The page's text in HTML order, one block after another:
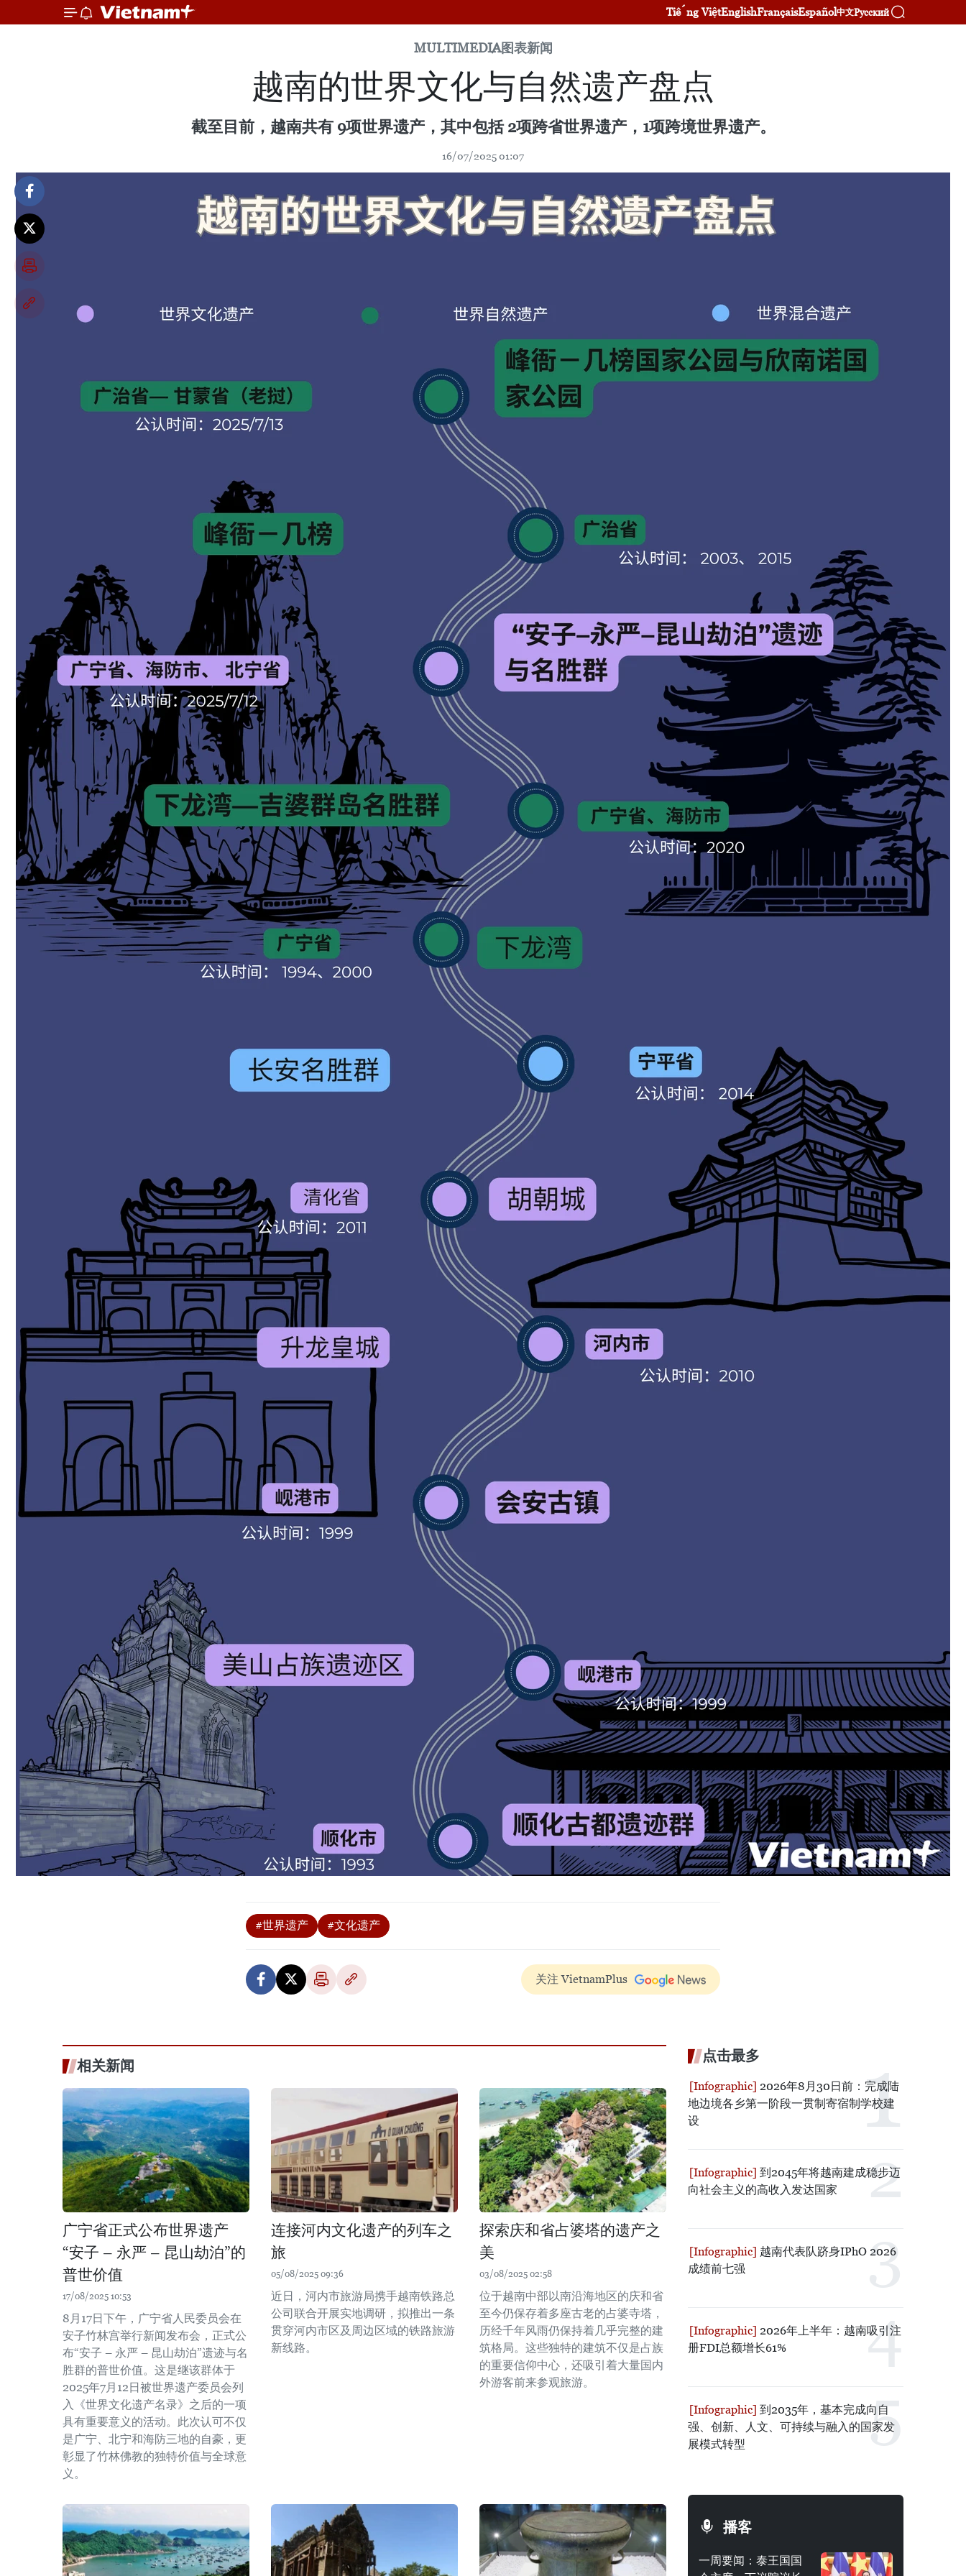
Tiếng ViệtEnglishFrançaisEspañol中文Русский
MULTIMEDIA图表新闻
越南的世界文化与自然遗产盘点
截至目前，越南共有 9项世界遗产，其中包括 2项跨省世界遗产，1项跨境世界遗产。
16/07/2025 01:07
#世界遗产 #文化遗产
关注 VietnamPlus
相关新闻
广宁省正式公布世界遗产
“安子 – 永严 – 昆山劫泊”的
普世价值
17/08/2025 10:53
8月17日下午，广宁省人民委员会在
安子竹林宫举行新闻发布会，正式公
布“安子 – 永严 – 昆山劫泊”遗迹与名
胜群的普世价值。这是继该群体于
2025年7月12日被世界遗产委员会列
入《世界文化遗产名录》之后的一项
具有重要意义的活动。此次认可不仅
是广宁、北宁和海防三地的自豪，更
彰显了竹林佛教的独特价值与全球意
义。
连接河内文化遗产的列车之
旅
05/08/2025 09:36
近日，河内市旅游局携手越南铁路总
公司联合开展实地调研，拟推出一条
贯穿河内市区及周边区域的铁路旅游
新线路。
探索庆和省占婆塔的遗产之
美
03/08/2025 02:58
位于越南中部以南沿海地区的庆和省
至今仍保存着多座古老的占婆寺塔，
历经千年风雨仍保持着几乎完整的建
筑格局。这些独特的建筑不仅是占族
的重要信仰中心，还吸引着大量国内
外游客前来参观旅游。
点击最多
2026年8月30日前：完成陆
地边境各乡第一阶段一贯制寄宿制学校建
设
到2045年将越南建成稳步迈
向社会主义的高收入发达国家
越南代表队跻身IPhO 2026
成绩前七强
2026年上半年：越南吸引注
册FDI总额增长61%
到2035年，基本完成向自
强、创新、人文、可持续与融入的国家发
展模式转型
播客
一周要闻：泰王国国